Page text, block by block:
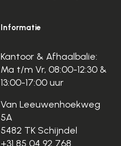
Informatie
Kantoor & Afhaalbalie:
Ma t/m Vr, 08:00-12:30 &
13:00-17:00 uur
Van Leeuwenhoekweg
5A
5482 TK Schijndel
+31 85 04 92 768